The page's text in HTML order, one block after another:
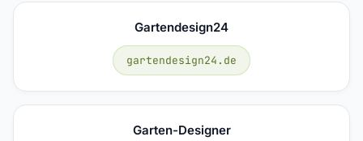
Gartendesign24
gartendesign24.de
Garten-Designer